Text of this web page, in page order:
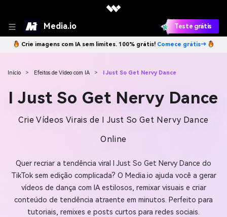
Media.io Teste grátis
Crie imagens com IA sem limites. 100% grátis! Comece grátis→
Início > Efeitos de Vídeo com IA > I Just So Get Nervy Dance
I Just So Get Nervy Dance
Crie Vídeos Virais de I Just So Get Nervy Dance
Online
Quer recriar a tendência viral I Just So Get Nervy Dance do
TikTok sem edição complicada? O Media.io ajuda você a gerar
vídeos de dança com IA estilosos, remixar visuais e criar
conteúdo de tendência atraente em minutos. Perfeito para
tutoriais, remixes e posts curtos para redes sociais.